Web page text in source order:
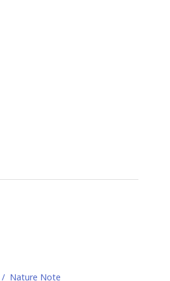
Nature Note